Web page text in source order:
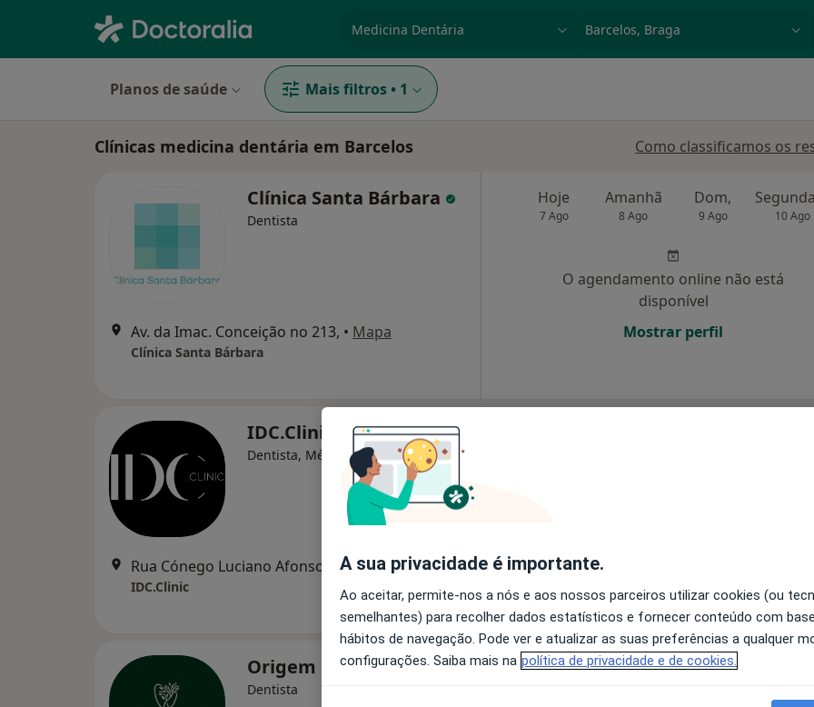
especialidade, doença ou nome
Planos de saúde Mais filtros • 1
Clínicas medicina dentária em Barcelos Como classificamos os
Clínica Santa Bárbara
Dentista
Av. da Imac. Conceição no 213, • Mapa
Clínica Santa Bárbara
Hoje
7 Ago
Amanhã
8 Ago
Dom,
9 Ago 10 Ago
O agendamento online não está
disponível
Mostrar perfil
IDC.Clinic
Dentista, Médico estético
Rua Cónego Luciano Afonso dos Santos, n°41, Braga •Mapa
IDC.Clinic
Origem Dental Clinic
Dentista
Hoje Amanhã Dom,
A sua privacidade é importante.
Ao aceitar, permite-nos a nós e aos nossos parceiros utilizar cookies (ou
semelhantes) para recolher dados estatísticos e fornecer conteúdo com
hábitos de navegação. Pode ver e atualizar as suas preferências a qualquer
configurações. Saiba mais na política de privacidade e de cookies.